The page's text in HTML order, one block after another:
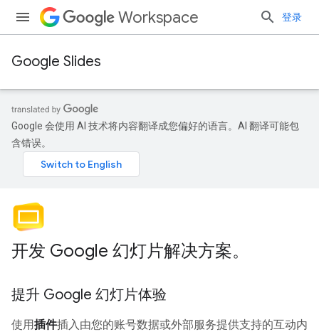
Workspace 登录
Google Slides
Google 会使用 AI 技术将内容翻译成您偏好的语言。AI 翻译可能包
含错误。
开发 Google 幻灯片解决方案。
提升 Google 幻灯片体验
使用插件插入由您的账号数据或外部服务提供支持的互动内